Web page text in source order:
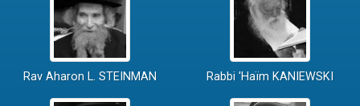
Rav Aharon L. STEINMAN Rabbi 'Haïm KANIEWSKI